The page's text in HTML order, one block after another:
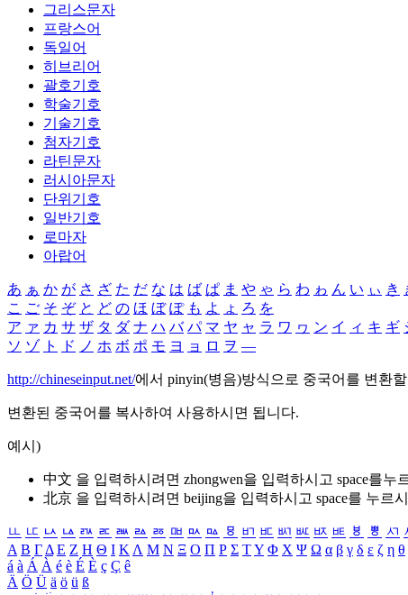
그리스문자
프랑스어
독일어
히브리어
괄호기호
학술기호
기술기호
첨자기호
라틴문자
러시아문자
단위기호
일반기호
로마자
아랍어
あ ぁ か が さ ざ た だ な は ば ぱ ま や ゃ ら わ ゎ ん い ぃ き
こ ご そ ぞ と ど の ほ ぼ ぽ も よ ょ ろ を
ア ァ カ サ ザ タ ダ ナ ハ バ パ マ ヤ ャ ラ ワ ヮ ン イ ィ キ ギ
ソ ゾ ト ド ノ ホ ボ ポ モ ヨ ョ ロ ヲ ―
http://chineseinput.net/에서 pinyin(병음)방식으로 중국어를 변환
변환된 중국어를 복사하여 사용하시면 됩니다.
예시)
中文 을 입력하시려면 zhongwen을 입력하시고 space를누
北京 을 입력하시려면 beijing을 입력하시고 space를 누르
ㅥ ㅦ ㅧ ㅨ ㅩ ㅪ ㅫ ㅬ ㅭ ㅮ ㅯ ㅰ ㅱ ㅲ ㅳ ㅴ ㅵ ㅶ ㅷ ㅸ ㅹ ㅺ
Α Β ΓΔ Ε Ζ Η Θ Ι ΚΛ Μ Ν Ξ Ο Π Ρ Σ ΤΥ Φ Χ Ψ Ω α β γ δ ε ζ η θ
á à Á À é è É È ç Ç ê
Ä Ö Ü ä ö ü ß